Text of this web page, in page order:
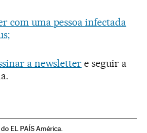
com uma pessoa infectada
a newsletter e seguir a
EL PAÍS América.